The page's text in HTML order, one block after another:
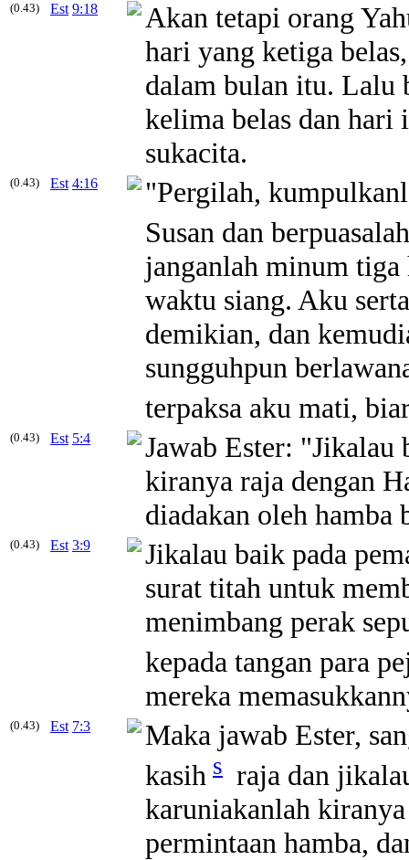
(0.43) Est 9:18
Akan tetapi orang
hari yang ketiga
dalam bulan itu. Lalu
kelima belas dan hari
sukacita.
(0.43) Est 4:16
"Pergilah,
Susan dan berpuasalah
janganlah minum
waktu siang. Aku
demikian, dan
sungguhpun
terpaksa aku mati,
(0.43) Est 5:4 Jawab Ester: "Jikalau
kiranya raja dengan
diadakan oleh hamba
(0.43) Est 3:9 Jikalau baik pada
surat titah untuk
menimbang perak
kepada tangan para
mereka
(0.43) Est 7:3
Maka jawab Ester,
kasih s raja dan
karuniakanlah kiranya
permintaan hamba,